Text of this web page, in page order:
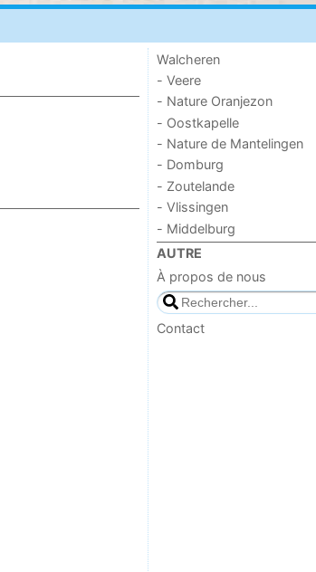
Walcheren
- Veere
- Nature Oranjezon
- Oostkapelle
- Nature de Mantelingen
- Domburg
- Zoutelande
- Vlissingen
- Middelburg
AUTRE
À propos de nous
Contact